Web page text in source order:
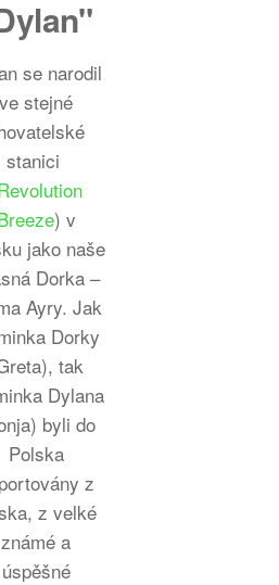
se narodil
ve stejné
stanici
) v
jako naše
Dorka –
Ayry. Jak
Dorky
tak
Dylana
byli do
Polska
z
z velké
známé a
úspěšné